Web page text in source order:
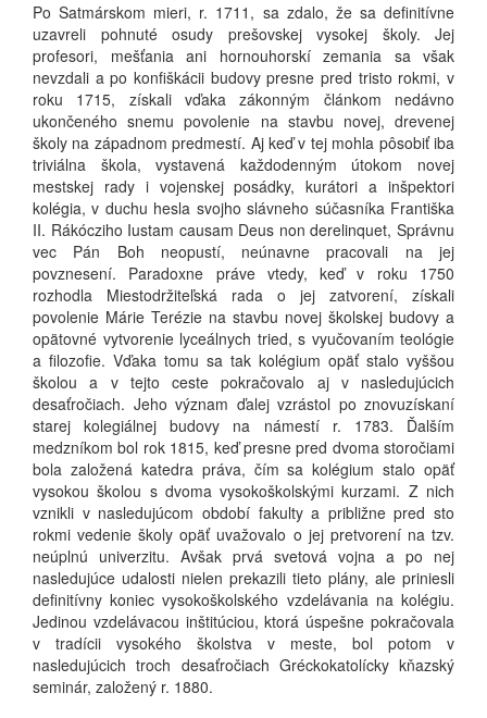
Po Satmárskom mieri, r. 1711, sa zdalo, že sa definitívne
uzavreli pohnuté osudy prešovskej vysokej školy. Jej
profesori, mešťania ani hornouhorskí zemania sa však
nevzdali a po konfiškácii budovy presne pred tristo rokmi, v
roku 1715, získali vďaka zákonným článkom nedávno
ukončeného snemu povolenie na stavbu novej, drevenej
školy na západnom predmestí. Aj keď v tej mohla pôsobiť iba
triviálna škola, vystavená každodenným útokom novej
mestskej rady i vojenskej posádky, kurátori a inšpektori
kolégia, v duchu hesla svojho slávneho súčasníka Františka
II. Rákócziho Iustam causam Deus non derelinquet, Správnu
vec Pán Boh neopustí, neúnavne pracovali na jej
povznesení. Paradoxne práve vtedy, keď v roku 1750
rozhodla Miestodržiteľská rada o jej zatvorení, získali
povolenie Márie Terézie na stavbu novej školskej budovy a
opätovné vytvorenie lyceálnych tried, s vyučovaním teológie
a filozofie. Vďaka tomu sa tak kolégium opäť stalo vyššou
školou a v tejto ceste pokračovalo aj v nasledujúcich
desaťročiach. Jeho význam ďalej vzrástol po znovuzískaní
starej kolegiálnej budovy na námestí r. 1783. Ďalším
medzníkom bol rok 1815, keď presne pred dvoma storočiami
bola založená katedra práva, čím sa kolégium stalo opäť
vysokou školou s dvoma vysokoškolskými kurzami. Z nich
vznikli v nasledujúcom období fakulty a približne pred sto
rokmi vedenie školy opäť uvažovalo o jej pretvorení na tzv.
neúplnú univerzitu. Avšak prvá svetová vojna a po nej
nasledujúce udalosti nielen prekazili tieto plány, ale priniesli
definitívny koniec vysokoškolského vzdelávania na kolégiu.
Jedinou vzdelávacou inštitúciou, ktorá úspešne pokračovala
v tradícii vysokého školstva v meste, bol potom v
nasledujúcich troch desaťročiach Gréckokatolícky kňazský
seminár, založený r. 1880.